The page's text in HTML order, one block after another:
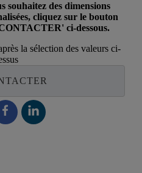
souhaitez des dimensions
cliquez sur le bouton
ci-dessous.
la sélection des valeurs ci-